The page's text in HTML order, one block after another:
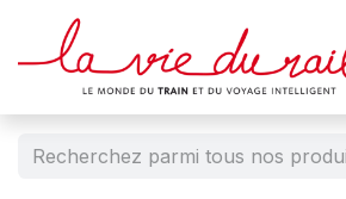
Se rendre au contenu